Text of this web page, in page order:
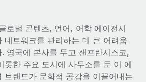
몇 주 동안 새로운...
를 통해 네 개의 시장에서 글로벌
로벌 콘텐츠, 언어, 어학 에이전시
네트워크를 관리하는 데 큰 어려움
영국에 본사를 두고 샌프란시스코,
롯한 주요 도시에 사무소를 둔 이 에
브랜드가 문화적 공감을 이끌어내는